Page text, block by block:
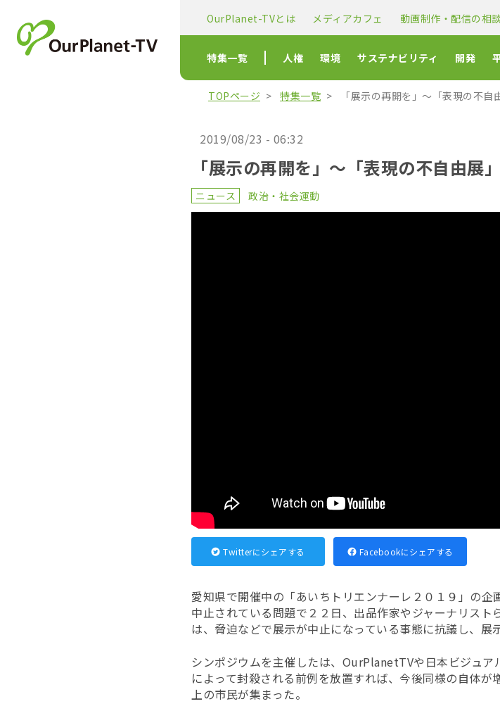
OurPlanet-TVとは メディアカフェ 動画制作・配信の相談
特集一覧 人権 環境 サステナビリティ 開発
TOPページ 特集一覧 「展示の再開を」〜「表現の不自
2019/08/23 - 06:32
「展示の再開を」〜「表現の不自由展
ニュース 政治・社会運動
Twitterにシェアする Facebookにシェアする
愛知県で開催中の「あいちトリエンナーレ２０１９」の
中止されている問題で２２日、出品作家やジャーナリス
は、脅迫などで展示が中止になっている事態に抗議し、展
シンポジウムを主催したは、OurPlanetTVや日本ビジュ
によって封殺される前例を放置すれば、今後同様の自体
上の市民が集まった。